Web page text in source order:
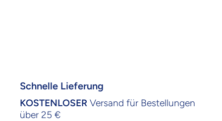
Schnelle Lieferung
KOSTENLOSER Versand für Bestellungen
über 25 €